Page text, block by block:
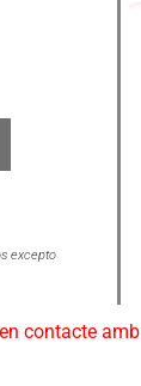
excepto
contacte